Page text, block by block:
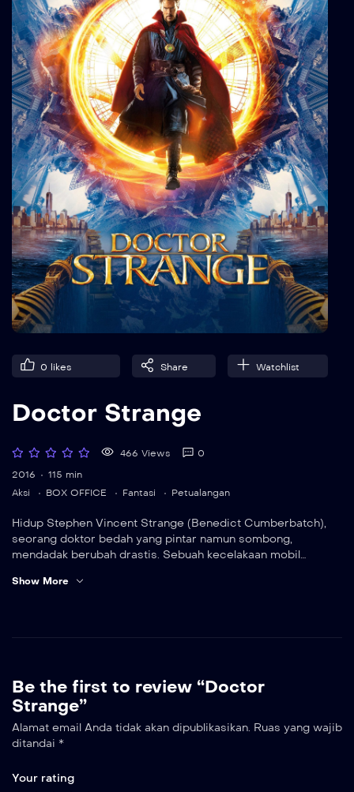
0 likes Share Watchlist
Doctor Strange
466 Views
0
2016
115 min
Aksi
BOX OFFICE Fantasi Petualangan
Hidup Stephen Vincent Strange (Benedict Cumberbatch),
seorang doktor bedah yang pintar namun sombong,
mendadak berubah drastis. Sebuah kecelakaan mobil
Bertekad untuk menyembuhkan kondisinya, ia pun
Strange harus mengesampingkan egonya, dan menggunakan
segala kemampuannya untuk menjadi perantara antara
dimensi manusia dan dimensi lain.
Show More
Be the first to review “Doctor
Strange”
Alamat email Anda tidak akan dipublikasikan. Ruas yang wajib
ditandai *
Your rating